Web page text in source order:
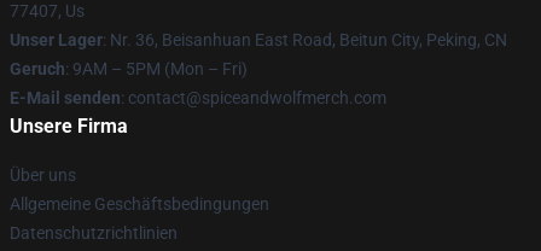
77407, Us
Unser Lager: Nr. 36, Beisanhuan East Road, Beitun City, Peking, CN
Geruch: 9AM – 5PM (Mon – Fri)
E-Mail senden: contact@spiceandwolfmerch.com
Unsere Firma
Über uns
Allgemeine Geschäftsbedingungen
Datenschutzrichtlinien